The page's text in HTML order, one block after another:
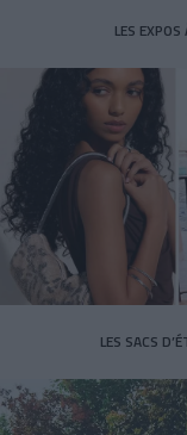
LES
LES SACS